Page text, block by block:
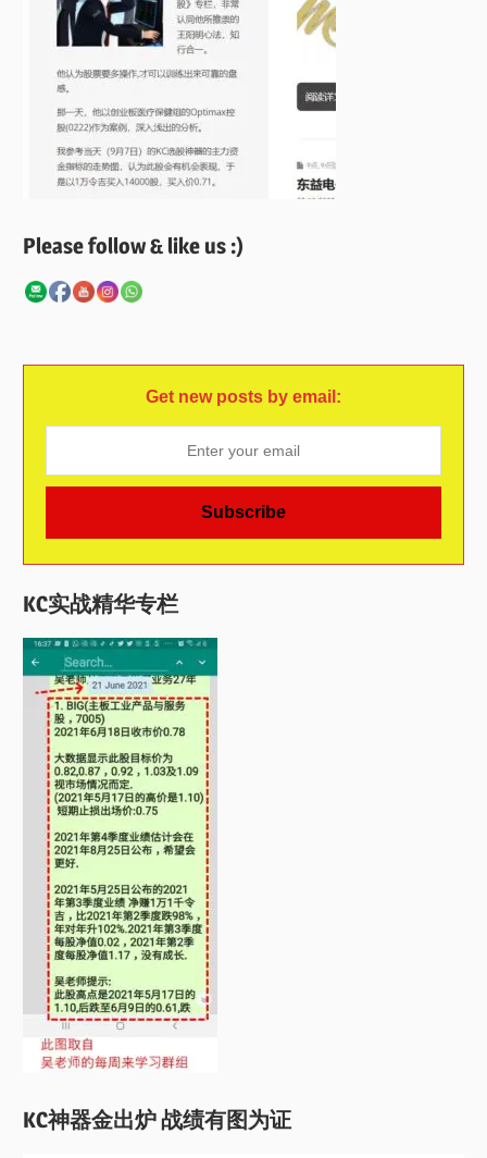
Please follow & like us :)
Get new posts by email:
KC实战精华专栏
KC神器金出炉 战绩有图为证